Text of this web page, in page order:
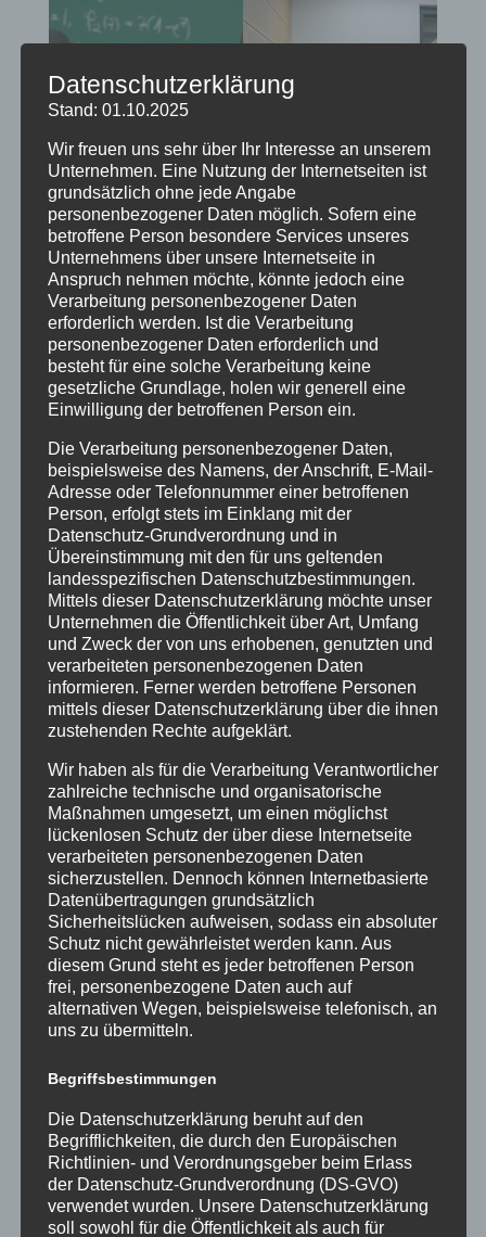
Wir durften unsere Familienangehörigen mitnehmen
und die Veranstalter haben sich sehr viel Mühe
gegeben, den Abend entspannt und locker zu
gestalten. Eine Schülerband hat einige Songs
gespielt und es wurden alle Gewinner geehrt.
Traditionell wurden die verschiedenen
Jahrgangsstufen der Reihe nach aufgerufen und es
war eine sehr schöne Erfahrung, auf der Bühne zu
Jede Person hat zudem einen Thalia Gutschein
gewonnen und eine Urkunde erhalten. Am Ende
durfte ein gemeinsames Foto natürlich auch nicht
fehlen. Unser Dank geht an Frau Arngold und Herrn
Dr. Schweda, die uns an diesem Abend stolz zur
Seite standen und an den Förderverein des
Stadtgymnasiums, welcher uns ebenfalls mit tollen
und großzügigen Gutscheinen bedacht hat.
Text: David Woischke und Arnav Vinayak Bhalkar (6a)
Neueste Beiträge
Datenschutzerklärung
Stand: 01.10.2025
Wir freuen uns sehr über Ihr Interesse an unserem
Unternehmen. Eine Nutzung der Internetseiten ist
grundsätzlich ohne jede Angabe
personenbezogener Daten möglich. Sofern eine
betroffene Person besondere Services unseres
Unternehmens über unsere Internetseite in
Anspruch nehmen möchte, könnte jedoch eine
Verarbeitung personenbezogener Daten
erforderlich werden. Ist die Verarbeitung
personenbezogener Daten erforderlich und
besteht für eine solche Verarbeitung keine
gesetzliche Grundlage, holen wir generell eine
Einwilligung der betroffenen Person ein.
Die Verarbeitung personenbezogener Daten,
beispielsweise des Namens, der Anschrift, E-Mail-
Adresse oder Telefonnummer einer betroffenen
Person, erfolgt stets im Einklang mit der
Datenschutz-Grundverordnung und in
Übereinstimmung mit den für uns geltenden
landesspezifischen Datenschutzbestimmungen.
Mittels dieser Datenschutzerklärung möchte unser
Unternehmen die Öffentlichkeit über Art, Umfang
und Zweck der von uns erhobenen, genutzten und
verarbeiteten personenbezogenen Daten
informieren. Ferner werden betroffene Personen
mittels dieser Datenschutzerklärung über die ihnen
zustehenden Rechte aufgeklärt.
Wir haben als für die Verarbeitung Verantwortlicher
zahlreiche technische und organisatorische
Maßnahmen umgesetzt, um einen möglichst
lückenlosen Schutz der über diese Internetseite
verarbeiteten personenbezogenen Daten
sicherzustellen. Dennoch können Internetbasierte
Datenübertragungen grundsätzlich
Sicherheitslücken aufweisen, sodass ein absoluter
Schutz nicht gewährleistet werden kann. Aus
diesem Grund steht es jeder betroffenen Person
frei, personenbezogene Daten auch auf
alternativen Wegen, beispielsweise telefonisch, an
uns zu übermitteln.
Begriffsbestimmungen
Die Datenschutzerklärung beruht auf den
Begrifflichkeiten, die durch den Europäischen
Richtlinien- und Verordnungsgeber beim Erlass
der Datenschutz-Grundverordnung (DS-GVO)
verwendet wurden. Unsere Datenschutzerklärung
soll sowohl für die Öffentlichkeit als auch für